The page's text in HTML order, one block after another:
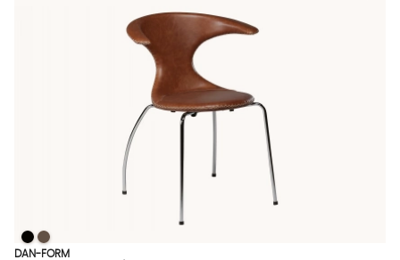
FLAIR Stol Läder Brun/Chrome Finns även i dessa färger:
FLAIR Stol Läder Brun/Chrome
FLAIR Stol Läder Brun/Chrome
DAN-FORM